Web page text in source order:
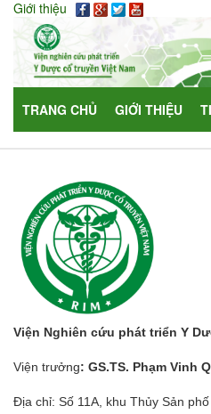
Giới thiệu
TRANG CHỦ GIỚI THIỆU
Viện Nghiên cứu phát triển Y
Viện trưởng: GS.TS. Phạm Vinh
Địa chỉ: Số 11A, khu Thủy Sản